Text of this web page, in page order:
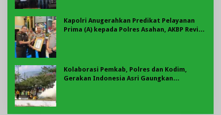
Kapolri Anugerahkan Predikat Pelayanan
Prima (A) kepada Polres Asahan, AKBP Revi
Kolaborasi Pemkab, Polres dan Kodim,
Gerakan Indonesia Asri Gaungkan